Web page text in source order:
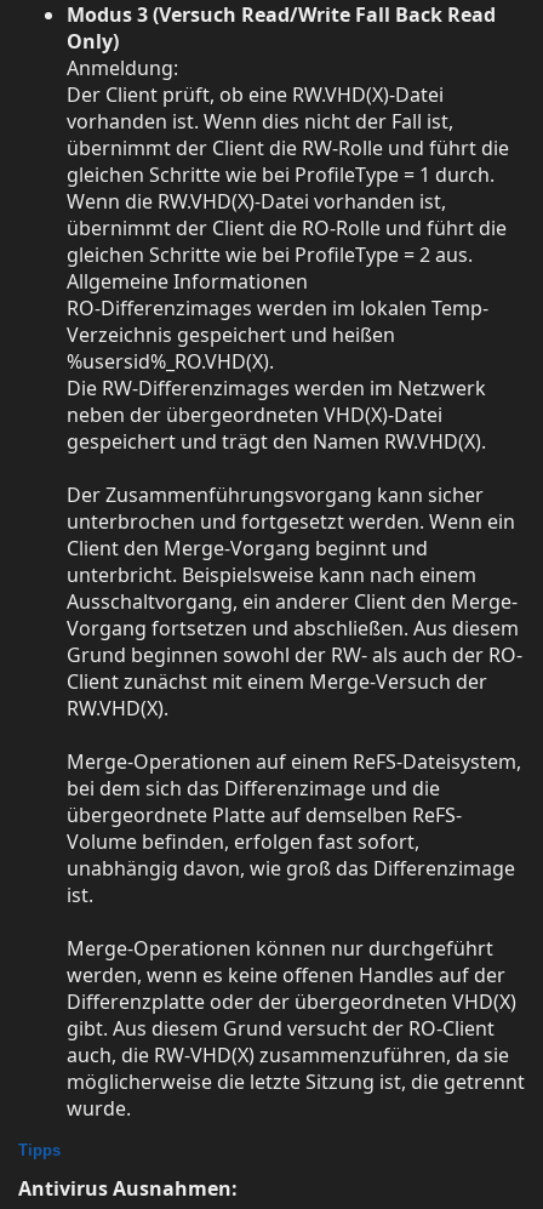
Modus 3 (Versuch Read/Write Fall Back Read
Only)
Anmeldung:
Der Client prüft, ob eine RW.VHD(X)-Datei
vorhanden ist. Wenn dies nicht der Fall ist,
übernimmt der Client die RW-Rolle und führt die
gleichen Schritte wie bei ProfileType = 1 durch.
Wenn die RW.VHD(X)-Datei vorhanden ist,
übernimmt der Client die RO-Rolle und führt die
gleichen Schritte wie bei ProfileType = 2 aus.
Allgemeine Informationen
RO-Differenzimages werden im lokalen Temp-
Verzeichnis gespeichert und heißen
%usersid%_RO.VHD(X).
Die RW-Differenzimages werden im Netzwerk
neben der übergeordneten VHD(X)-Datei
gespeichert und trägt den Namen RW.VHD(X).
Der Zusammenführungsvorgang kann sicher
unterbrochen und fortgesetzt werden. Wenn ein
Client den Merge-Vorgang beginnt und
unterbricht. Beispielsweise kann nach einem
Ausschaltvorgang, ein anderer Client den Merge-
Vorgang fortsetzen und abschließen. Aus diesem
Grund beginnen sowohl der RW- als auch der RO-
Client zunächst mit einem Merge-Versuch der
RW.VHD(X).
Merge-Operationen auf einem ReFS-Dateisystem,
bei dem sich das Differenzimage und die
übergeordnete Platte auf demselben ReFS-
Volume befinden, erfolgen fast sofort,
unabhängig davon, wie groß das Differenzimage
ist.
Merge-Operationen können nur durchgeführt
werden, wenn es keine offenen Handles auf der
Differenzplatte oder der übergeordneten VHD(X)
gibt. Aus diesem Grund versucht der RO-Client
auch, die RW-VHD(X) zusammenzuführen, da sie
möglicherweise die letzte Sitzung ist, die getrennt
wurde.
Tipps
Antivirus Ausnahmen: